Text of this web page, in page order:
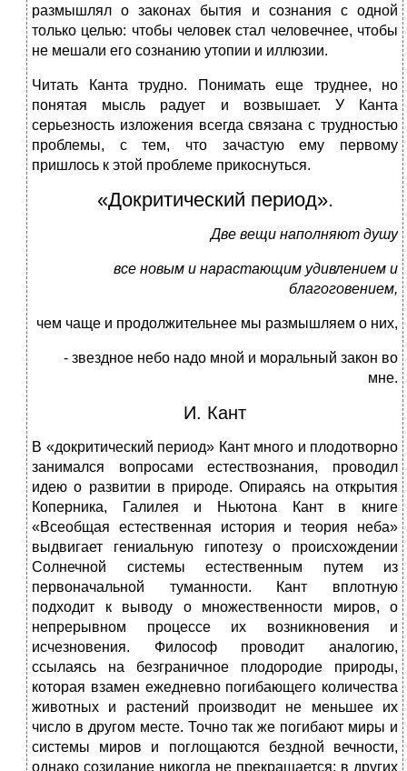
размышлял о законах бытия и сознания с одной
только целью: чтобы человек стал человечнее, чтобы
не мешали его сознанию утопии и иллюзии.
Читать Канта трудно. Понимать еще труднее, но
понятая мысль радует и возвышает. У Канта
серьезность изложения всегда связана с трудностью
проблемы, с тем, что зачастую ему первому
пришлось к этой проблеме прикоснуться.
«Докритический период».
Две вещи наполняют душу
все новым и нарастающим удивлением и
благоговением,
чем чаще и продолжительнее мы размышляем о них,
- звездное небо надо мной и моральный закон во
мне.
И. Кант
В «докритический период» Кант много и плодотворно
занимался вопросами естествознания, проводил
идею о развитии в природе. Опираясь на открытия
Коперника, Галилея и Ньютона Кант в книге
«Всеобщая естественная история и теория неба»
выдвигает гениальную гипотезу о происхождении
Солнечной системы естественным путем из
первоначальной туманности. Кант вплотную
подходит к выводу о множественности миров, о
непрерывном процессе их возникновения и
исчезновения. Философ проводит аналогию,
ссылаясь на безграничное плодородие природы,
которая взамен ежедневно погибающего количества
животных и растений производит не меньшее их
число в другом месте. Точно так же погибают миры и
системы миров и поглощаются бездной вечности,
однако созидание никогда не прекращается: в других